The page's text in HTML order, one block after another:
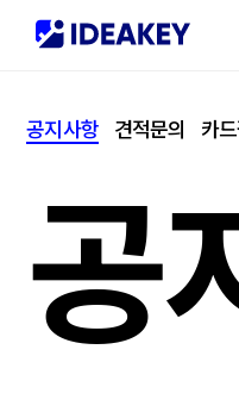
고객센터
공지사항 견적문의 카드
공